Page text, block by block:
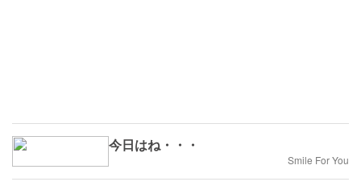
今日はね・・・
Smile For You